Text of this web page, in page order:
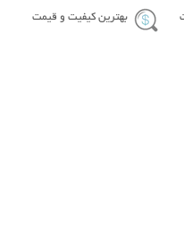
بهترین کیفیت و قیمت